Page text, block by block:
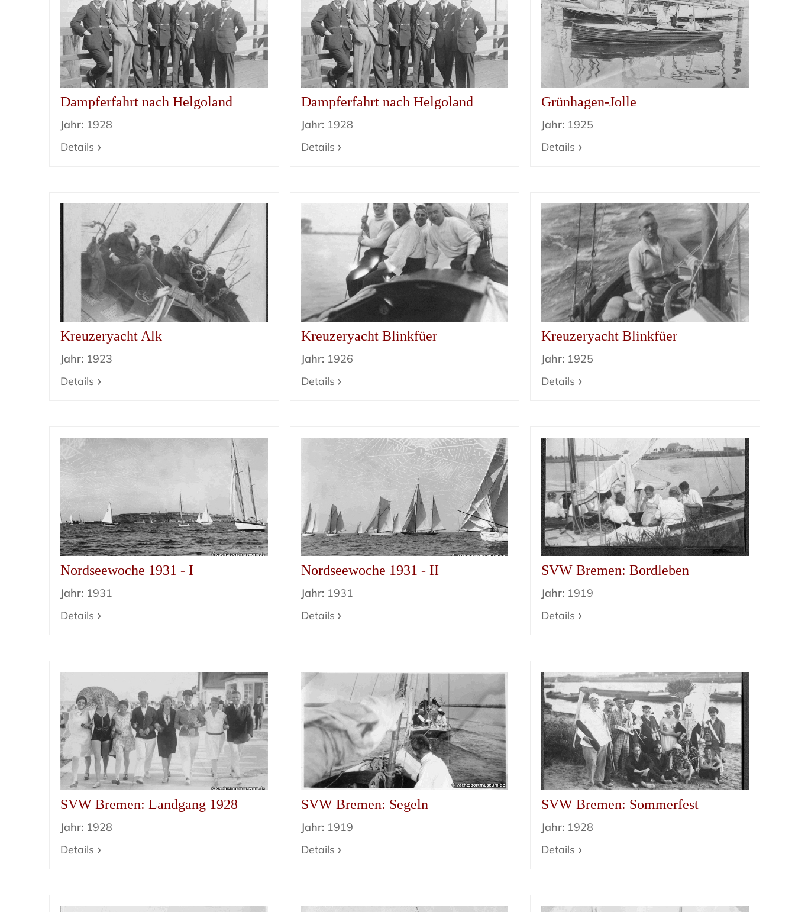
Dampferfahrt nach Helgoland
Jahr: 1928
Details
Dampferfahrt nach Helgoland
Jahr:1928
Details
Grünhagen-Jolle
Jahr: 1925
Details
Kreuzeryacht Alk
Jahr: 1923
Details
Kreuzeryacht Blinkfüer
Jahr:1926
Details
Kreuzeryacht Blinkfüer
Jahr: 1925
Details
Nordseewoche 1931 - I
Jahr: 1931
Details
Nordseewoche 1931 - II
Jahr:1931
Details
SVW Bremen: Bordleben
Jahr: 1919
Details
SVW Bremen: Landgang 1928
Jahr: 1928
Details
SVW Bremen: Segeln
Jahr:1919
Details
SVW Bremen: Sommerfest
Jahr: 1928
Details